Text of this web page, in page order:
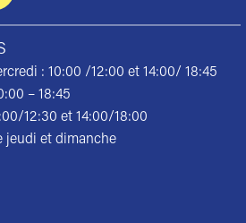
: 10:00 /12:00 et 14:00/ 18:45
– 18:45
12:30 et 14:00/18:00
jeudi et dimanche